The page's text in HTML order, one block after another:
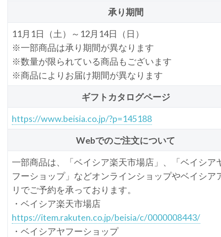
承り期間
11月1日（土）～12月14日（日）
※一部商品は承り期間が異なります
※数量が限られている商品もございます
※商品によりお届け期間が異なります
ギフトカタログページ
https://www.beisia.co.jp/?p=145188
Webでのご注文について
一部商品は、「ベイシア楽天市場店」、「ベイシア
フーショップ」などオンラインショップやベイシア
リでご予約を承っております。
・ベイシア楽天市場店
https://item.rakuten.co.jp/beisia/c/0000008443/
・ベイシアヤフーショップ